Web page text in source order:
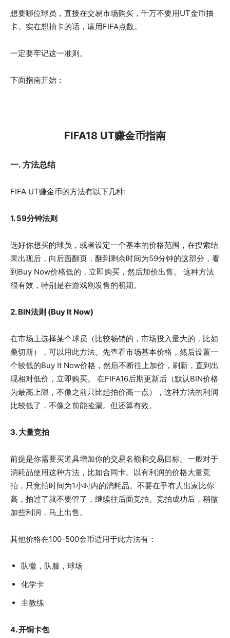
想要哪位球员，直接在交易市场购买，千万不要用UT金币抽
卡。实在想抽卡的话，请用FIFA点数。
一定要牢记这一准则。
下面指南开始：
FIFA18 UT赚金币指南
一. 方法总结
FIFA UT赚金币的方法有以下几种:
1. 59分钟法则
选好你想买的球员，或者设定一个基本的价格范围，在搜索结
果出现后，向后面翻页，翻到剩余时间为59分钟的这部分，看
到Buy Now价格低的，立即购买，然后加价出售。 这种方法
很有效，特别是在游戏刚发售的初期。
2. BIN法则 (Buy It Now)
在市场上选择某个球员（比较畅销的，市场投入量大的，比如
桑切斯），可以用此方法。先查看市场基本价格，然后设置一
个较低的Buy It Now价格，然后不断往上加价，刷新，直到出
现相对低价，立即购买。 在FIFA16后期更新后（默认BIN价格
为最高上限，不像之前只比起拍价高一点），这种方法的利润
比较低了，不像之前能捡漏。但还算有效。
3. 大量竞拍
前提是你需要买道具增加你的交易名额和交易目标。一般对于
消耗品使用这种方法，比如合同卡。以有利润的价格大量竞
拍，只竞拍时间为1小时内的消耗品。不要在乎有人出家比你
高，拍过了就不要管了，继续往后面竞拍。竞拍成功后，稍微
加些利润，马上出售。
其他价格在100-500金币适用于此方法有：
队徽，队服，球场
化学卡
主教练
4. 开铜卡包